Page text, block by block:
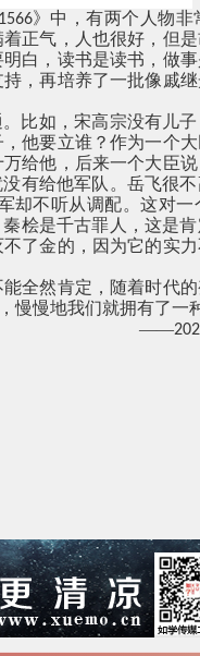
1566》中，有两个人物非
正气，人也很好，但是
白，读书是读书，做
，再培养了一批像戚
比如，宋高宗没有儿
他要立谁？作为一个大
给他，后来一个大臣
有给他军队。岳飞很
不听从调配。这对一
桧是千古罪人，这是
了金的，因为它的实
全然肯定，随着时代
慢地我们就拥有了一
——